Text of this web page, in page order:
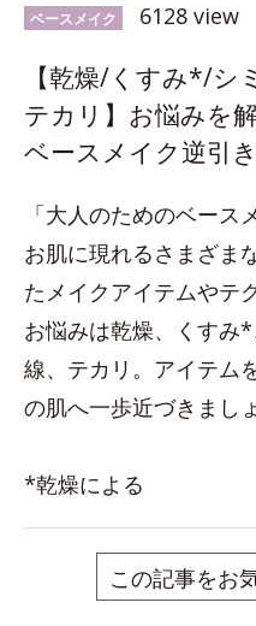
ベースメイク 6128 view
【乾燥/くすみ*/シ
テカリ】お悩みを
ベースメイク逆引
「大人のためのベース
お肌に現れるさまざま
たメイクアイテムやテ
お悩みは乾燥、くすみ
線、テカリ。アイテム
の肌へ一歩近づきまし
*乾燥による
この記事をお